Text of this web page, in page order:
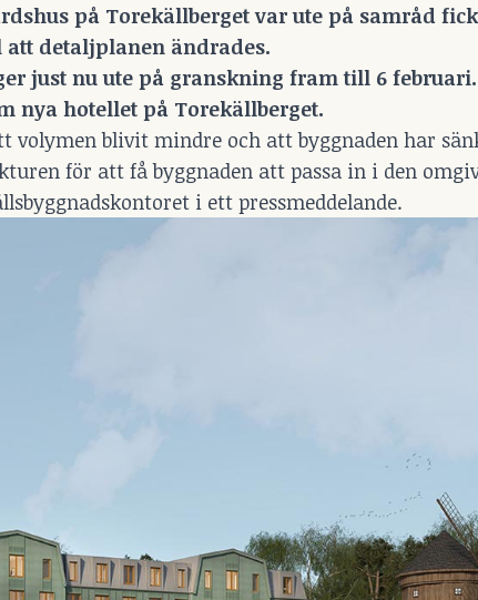
på Torekällberget var ute på samråd fick
detaljplanen ändrades.
just nu ute på granskning fram till 6
nya hotellet på Torekällberget.
volymen blivit mindre och att byggnaden har
för att få byggnaden att passa in i den
i ett pressmeddelande.